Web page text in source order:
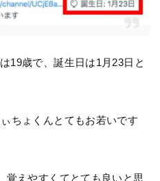
19歳で、誕生日は1月23日と
ちょくんとてもお若いです
覚えやすくてとても良いと思